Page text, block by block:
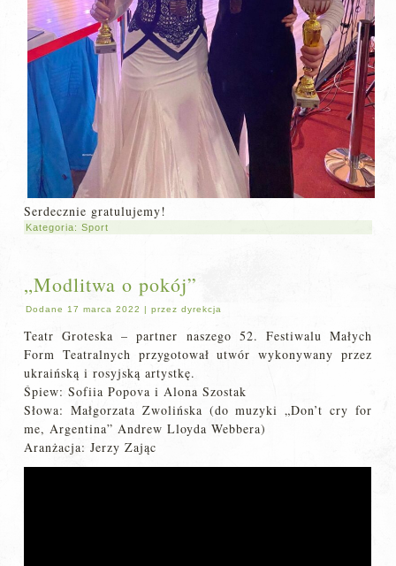
Serdecznie gratulujemy!
Kategoria:Sport
„Modlitwa o pokój”
Dodane 17 marca 2022 |przez dyrekcja
Teatr Groteska – partner naszego 52. Festiwalu Małych
Form Teatralnych przygotował utwór wykonywany przez
ukraińską i rosyjską artystkę.
Śpiew: Sofiia Popova i Alona Szostak
Słowa: Małgorzata Zwolińska (do muzyki „Don’t cry for
me, Argentina” Andrew Lloyda Webbera)
Aranżacja: Jerzy Zając